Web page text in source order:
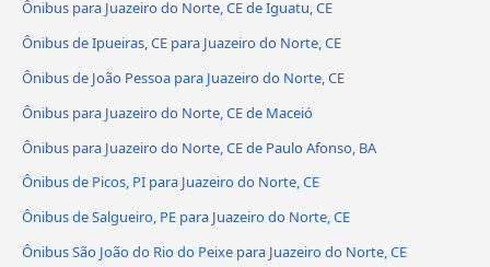
Ônibus para Juazeiro do Norte, CE de Iguatu, CE
Ônibus de Ipueiras, CE para Juazeiro do Norte, CE
Ônibus de João Pessoa para Juazeiro do Norte, CE
Ônibus para Juazeiro do Norte, CE de Maceió
Ônibus para Juazeiro do Norte, CE de Paulo Afonso, BA
Ônibus de Picos, PI para Juazeiro do Norte, CE
Ônibus de Salgueiro, PE para Juazeiro do Norte, CE
Ônibus São João do Rio do Peixe para Juazeiro do Norte, CE